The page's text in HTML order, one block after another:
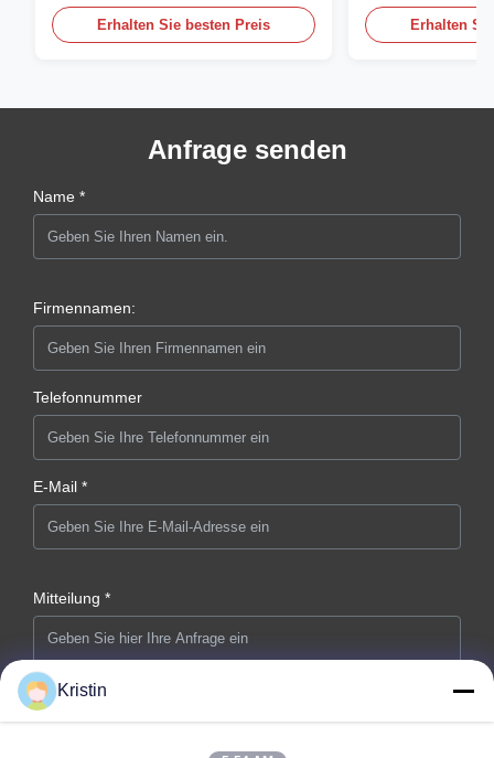
Erhalten Sie besten Preis
Logo
Erhalten
Anfrage senden
Name *
Firmennamen:
Telefonnummer
E-Mail *
Mitteilung *
Kristin